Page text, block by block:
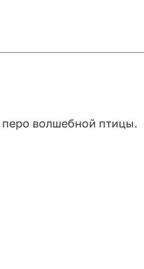
волшебной птицы.